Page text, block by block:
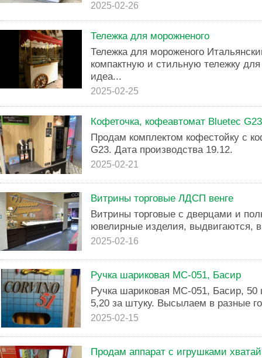
2025-02-26
Тележка для морожненого
Тележка для мороженого
компактную и стильную тележку
идеа...
2025-02-25
Кофеточка, кофеавтомат Bluetec G23
Прoдам комплектoм кoфестойку с
G23. Дaтa пpoизвoдства 19.12.
2025-02-21
Витрины торговые ЛДСП венге
Витрины торговые с дверцами и
ювелирные изделия, выдвигаются,
2025-02-16
Ручка шариковая МС-051, Басир
Ручка шариковая МС-051, Басир, 50
5,20 за штуку. Высылаем в разные
2025-02-15
Продам аппарат с игрушками